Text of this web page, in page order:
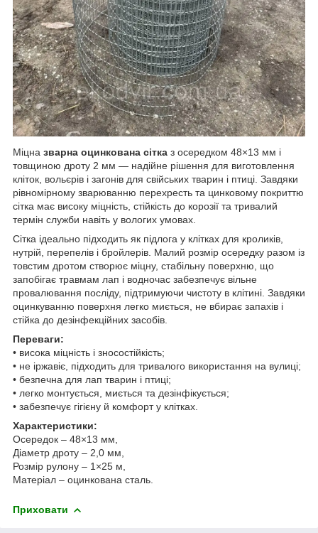
Міцна зварна оцинкована сітка з осередком 48×13 мм і
товщиною дроту 2 мм — надійне рішення для виготовлення
кліток, вольєрів і загонів для свійських тварин і птиці. Завдяки
рівномірному зварюванню перехресть та цинковому покриттю
сітка має високу міцність, стійкість до корозії та тривалий
термін служби навіть у вологих умовах.
Сітка ідеально підходить як підлога у клітках для кроликів,
нутрій, перепелів і бройлерів. Малий розмір осередку разом із
товстим дротом створює міцну, стабільну поверхню, що
запобігає травмам лап і водночас забезпечує вільне
провалювання посліду, підтримуючи чистоту в клітині. Завдяки
оцинкуванню поверхня легко миється, не вбирає запахів і
стійка до дезінфекційних засобів.
Переваги:
• висока міцність і зносостійкість;
• не іржавіє, підходить для тривалого використання на вулиці;
• безпечна для лап тварин і птиці;
• легко монтується, миється та дезінфікується;
• забезпечує гігієну й комфорт у клітках.
Характеристики:
Осередок – 48×13 мм,
Діаметр дроту – 2,0 мм,
Розмір рулону – 1×25 м,
Матеріал – оцинкована сталь.
Приховати